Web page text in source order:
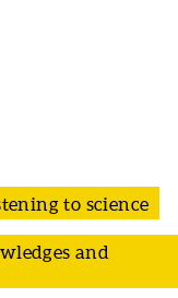
to science
and